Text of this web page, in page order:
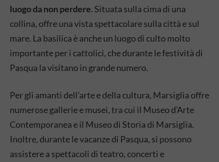
luogo da non perdere. Situata sulla cima di una
collina, offre una vista spettacolare sulla città e sul
mare. La basilica è anche un luogo di culto molto
importante per i cattolici, che durante le festività di
Pasqua la visitano in grande numero.
Per gli amanti dell’arte e della cultura, Marsiglia offre
numerose gallerie e musei, tra cui il Museo d’Arte
Contemporanea e il Museo di Storia di Marsiglia.
Inoltre, durante le vacanze di Pasqua, si possono
assistere a spettacoli di teatro, concerti e